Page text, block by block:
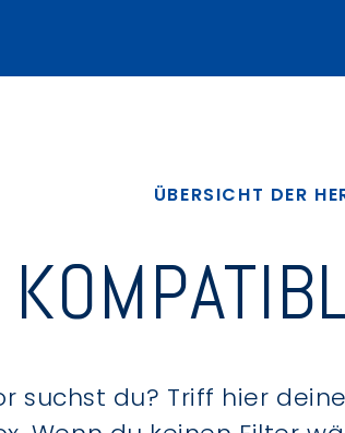
ÜBERSICHT DER
suchst du? Triff hier